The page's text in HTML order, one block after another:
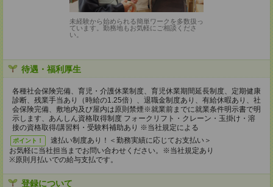
未経験から始められる簡単ワークを多数扱っ
ています。勤務地もお気軽にご相談くださ
い。
待遇・福利厚生
各種社会保険完備、育児・介護休業制度、育児休業期間延長制度、定期健康
診断、残業手当あり（時給の1.25倍）、退職金制度あり、有給休暇あり、社
会保険完備、敷地内及び屋内は原則禁煙※就業前までに就業条件明示書で明
示します、あんしん資格取得制度 フォークリフト・クレーン・玉掛け・溶
接の資格取得/講習料・受験料補助あり ※当社規定による
ポイント！
速払い制度あり！＜勤務実績に応じてお支払い＞
お気軽に当社担当までお問い合わせください。※当社規定あり
※原則月払いでの給与支払です。
登録について